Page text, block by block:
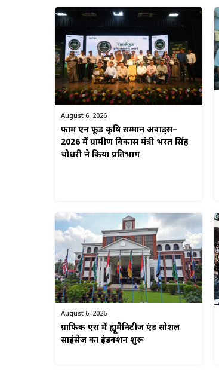
August 6, 2026
फार्म एन फूड कृषि सम्मान अवार्ड्स–
2026 में ग्रामीण विकास मंत्री भरत सिंह
चौधरी ने किया प्रतिभाग
August 6, 2026
ग्राफिक एरा में ह्यूमैनिटीज एंड सोशल
साइंसेज का इंडक्शन शुरू